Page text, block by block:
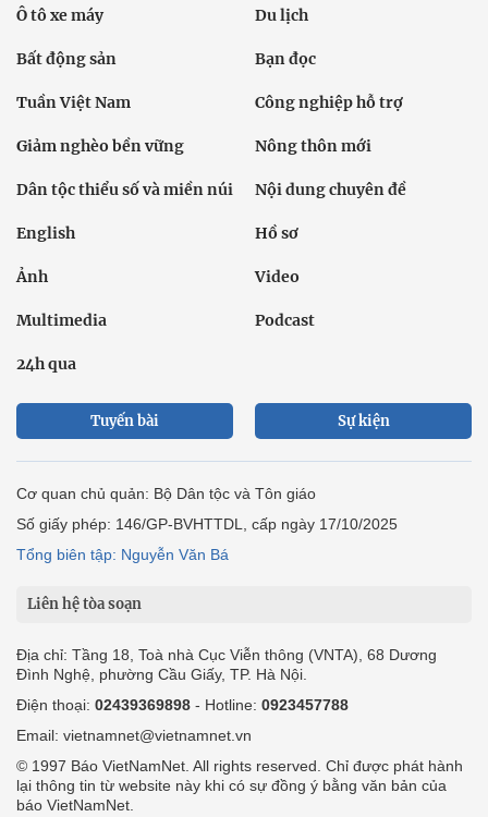
Ô tô xe máy Du lịch
Bất động sản Bạn đọc
Tuần Việt Nam Công nghiệp hỗ trợ
Giảm nghèo bền vững Nông thôn mới
Dân tộc thiểu số và miền núi Nội dung chuyên đề
English Hồ sơ
Ảnh Video
Multimedia Podcast
24h qua
Tuyến bài Sự kiện
Cơ quan chủ quản: Bộ Dân tộc và Tôn giáo
Số giấy phép: 146/GP-BVHTTDL, cấp ngày 17/10/2025
Tổng biên tập: Nguyễn Văn Bá
Liên hệ tòa soạn
Địa chỉ: Tầng 18, Toà nhà Cục Viễn thông (VNTA), 68 Dương
Đình Nghệ, phường Cầu Giấy, TP. Hà Nội.
Điện thoại: 02439369898 - Hotline: 0923457788
Email: vietnamnet@vietnamnet.vn
© 1997 Báo VietNamNet. All rights reserved. Chỉ được phát hành
lại thông tin từ website này khi có sự đồng ý bằng văn bản của
báo VietNamNet.